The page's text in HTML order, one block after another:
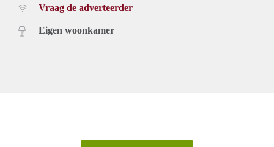
Vraag de adverteerder
Eigen woonkamer